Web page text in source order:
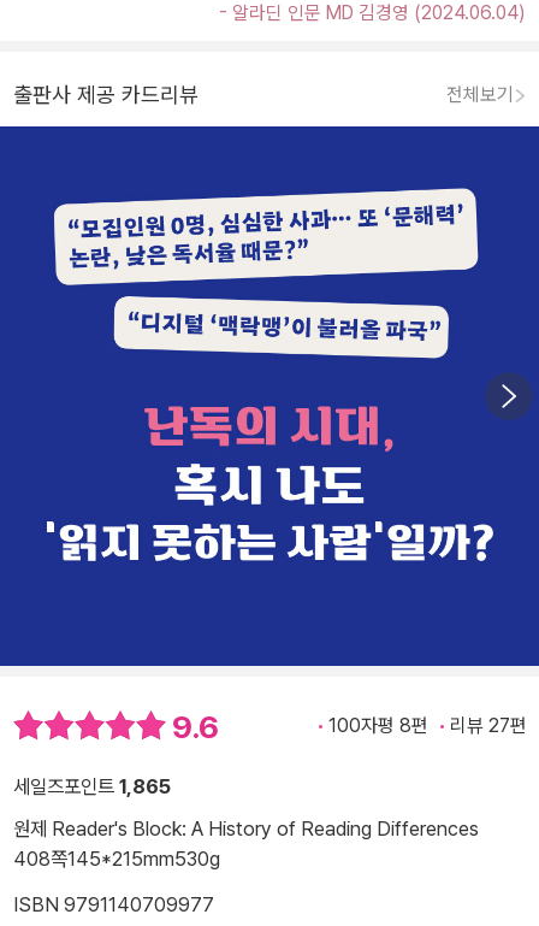
- 알라딘 인문 MD 김경영 (2024.06.04)
출판사 제공 카드리뷰 전체보기
9.6 100자평 8편 리뷰 27편
세일즈포인트 1,865
원제 Reader's Block: A History of Reading Differences
408쪽145*215mm530g
ISBN 9791140709977